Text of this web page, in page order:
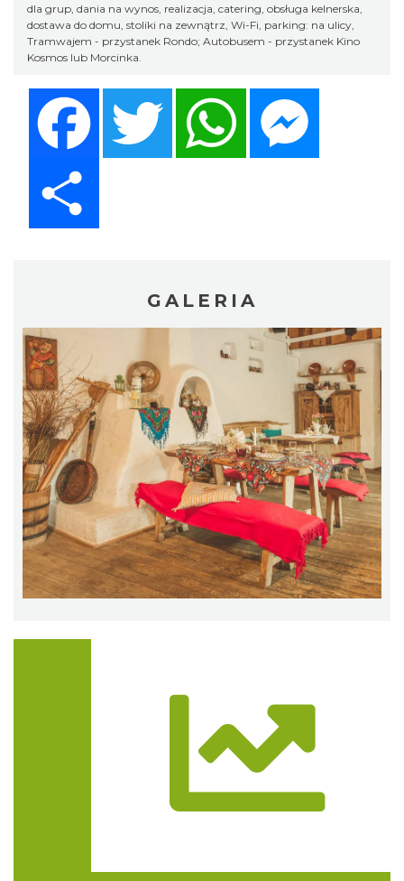
dla grup, dania na wynos, realizacja, catering, obsługa kelnerska,
dostawa do domu, stoliki na zewnątrz, Wi-Fi, parking: na ulicy,
Tramwajem - przystanek Rondo; Autobusem - przystanek Kino
Kosmos lub Morcinka.
Twitter
GALERIA
Trasa